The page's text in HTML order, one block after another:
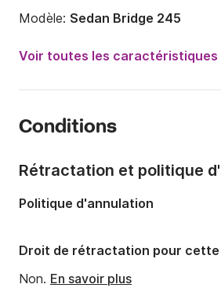
Modèle: Sedan Bridge 245
Puissance moteur:
Capacité à bord:
Nombre de cabines:
Voir toutes les caractéristiques
Conditions
Rétractation et politique
Politique d'annulation
Droit de rétractation pour
Non. En savoir plus